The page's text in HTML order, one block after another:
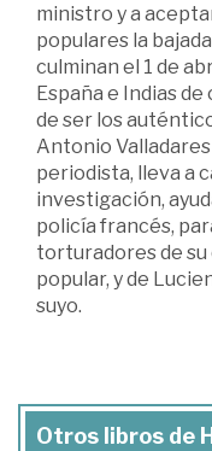
ministro y a
populares la
culminan el 1 de
España e Indias
de ser los
Antonio
periodista, lleva a
investigación,
policía francés,
torturadores de su
popular, y de
suyo.
Otros libros de